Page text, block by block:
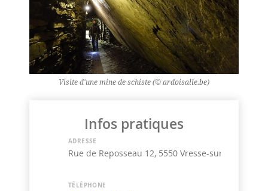
Visite d'une mine de schiste (© ardoisalle.be)
Infos pratiques
ADRESSE
Rue de Reposseau 12, 5550 Vresse-sur-Semois
TÉLÉPHONE